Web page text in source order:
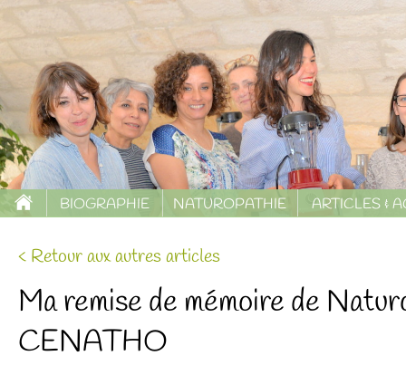
BIOGRAPHIE NATUROPATHIE ARTICLES &
< Retour aux autres articles
Ma remise de mémoire de
CENATHO